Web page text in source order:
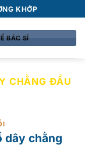
KHỚP
BÁC SĨ
CHẰNG ĐẦU
dây chằng